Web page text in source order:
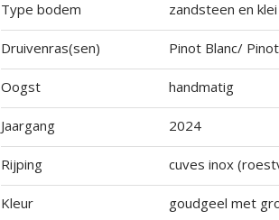
Type bodem zandsteen en klei
Druivenras(sen) Pinot Blanc/
Oogst handmatig
Jaargang 2024
Rijping cuves inox
Kleur goudgeel met